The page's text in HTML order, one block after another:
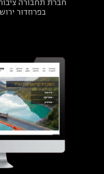
חברת תחבורה
בפרוזדור